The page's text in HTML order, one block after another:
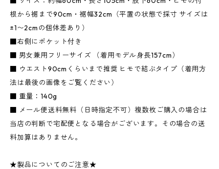
根から裾まで90cm・裾幅32cm（平置の状態で採寸 サイズは
±1〜2cmの個体差あり）
■右側にポケット付き
■ 男女兼用フリーサイズ （着用モデル身長157cm）
■ ウエスト90cmくらいまで推奨 ヒモで結ぶタイプ（着用方
法は最後の画像をご覧ください）
■ 重量：140g
■ メール便送料無料（日時指定不可）複数枚ご購入の場合は
当店の判断で宅配便となる場合がございます。その場合の送
料加算はありません。
★製品についてのご注意★